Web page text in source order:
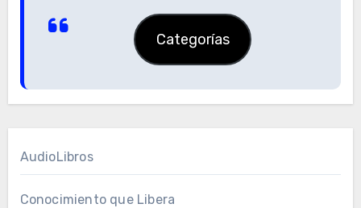
Categorías
AudioLibros
Conocimiento que Libera